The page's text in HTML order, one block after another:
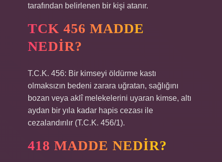
tarafından belirlenen bir kişi atanır.
TCK 456 MADDE
NEDIR?
T.C.K. 456: Bir kimseyi öldürme kastı
olmaksızın bedeni zarara uğratan, sağlığını
bozan veya aklî melekelerini uyaran kimse, altı
aydan bir yıla kadar hapis cezası ile
cezalandırılır (T.C.K. 456/1).
418 MADDE NEDIR?